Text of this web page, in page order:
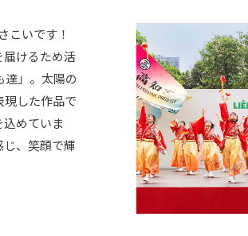
こいです！
けるため活
達」。太陽の
現した作品で
めていま
、笑顔で輝